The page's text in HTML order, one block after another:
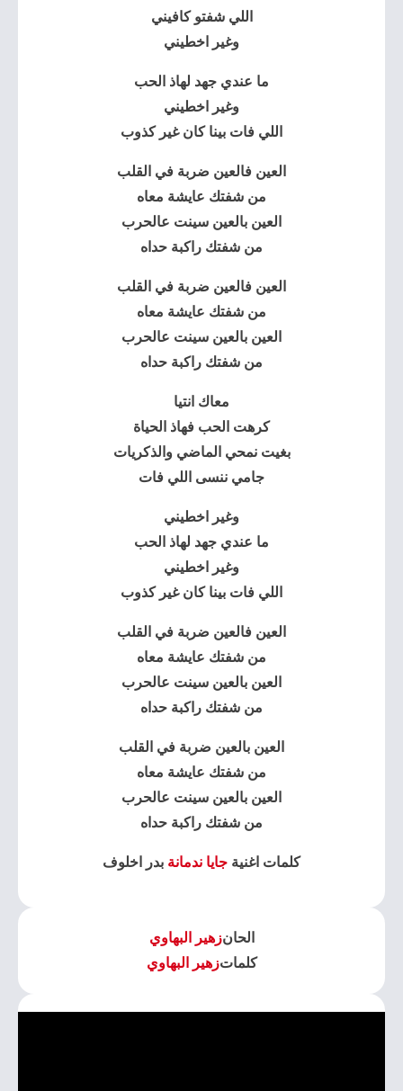
اللي شفتو كافيني
وغير اخطيني
ما عندي جهد لهاذ الحب
وغير اخطيني
اللي فات بينا كان غير كذوب
العين فالعين ضربة في القلب
من شفتك عايشة معاه
العين بالعين سينت عالحرب
من شفتك راكبة حداه
العين فالعين ضربة في القلب
من شفتك عايشة معاه
العين بالعين سينت عالحرب
من شفتك راكبة حداه
معاك انتيا
كرهت الحب فهاذ الحياة
بغيت نمحي الماضي والذكريات
جامي ننسى اللي فات
وغير اخطيني
ما عندي جهد لهاذ الحب
وغير اخطيني
اللي فات بينا كان غير كذوب
العين فالعين ضربة في القلب
من شفتك عايشة معاه
العين بالعين سينت عالحرب
من شفتك راكبة حداه
العين بالعين ضربة في القلب
من شفتك عايشة معاه
العين بالعين سينت عالحرب
من شفتك راكبة حداه
كلمات اغنية جايا ندمانة بدر اخلوف
الحانزهير البهاوي
كلماتزهير البهاوي